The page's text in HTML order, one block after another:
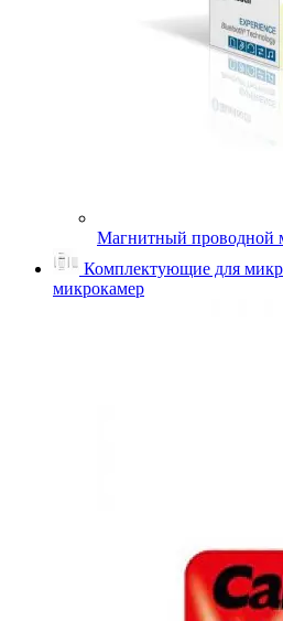
Магнитный проводной
Комплектующие для
микрокамер